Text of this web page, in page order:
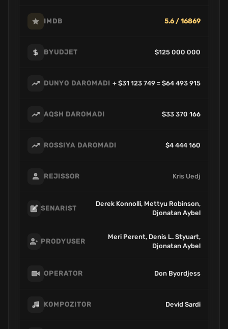
IMDB 5.6 / 16869
BYUDJET $125 000 000
DUNYO DAROMADI + $31 123 749 = $64 493 915
AQSH DAROMADI $33 370 166
ROSSIYA DAROMADI $4 444 160
REJISSOR Kris Uedj
SENARIST
Derek Konnolli, Mettyu Robinson,
Djonatan Aybel
PRODYUSER
Meri Perent, Denis L. Styuart,
Djonatan Aybel
OPERATOR Don Byordjess
KOMPOZITOR Devid Sardi